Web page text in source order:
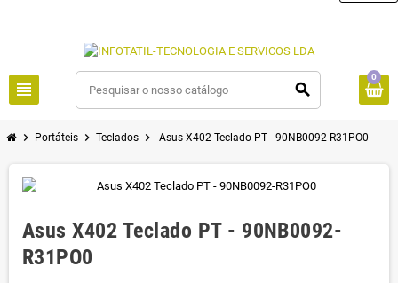
view_headline search
0
chevron_right Portáteis chevron_right Teclados chevron_right Asus X402 Teclado PT - 90NB0092-R31PO0
Asus X402 Teclado PT - 90NB0092-
R31PO0